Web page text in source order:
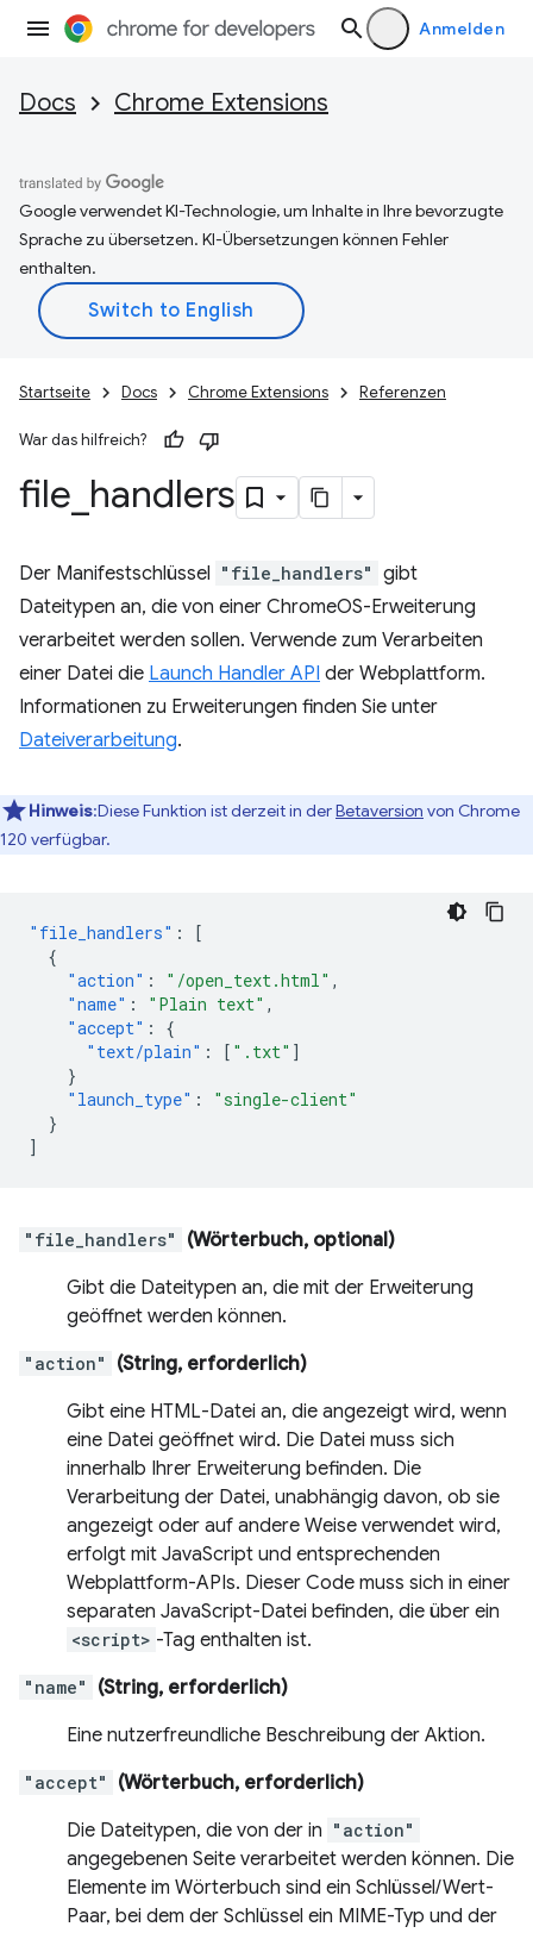
Anmelden
Docs Chrome Extensions
Google verwendet KI-Technologie, um Inhalte in Ihre bevorzugte
Sprache zu übersetzen. KI-Übersetzungen können Fehler
enthalten.
Startseite Docs Chrome Extensions Referenzen
War das hilfreich?
file handlers
Der Manifestschlüssel "file_handlers" gibt
Dateitypen an, die von einer ChromeOS-Erweiterung
verarbeitet werden sollen. Verwende zum Verarbeiten
einer Datei die Launch Handler API der Webplattform.
Informationen zu Erweiterungen finden Sie unter
Dateiverarbeitung.
Hinweis:Diese Funktion ist derzeit in derBetaversion von Chrome
120 verfügbar.
"file_handlers" :
[
{
"action" : "/open_text.html" ,
"name" : "Plain text" ,
"accept" :
{
"text/plain" : [ ".txt" ]
}
"launch_type" :
"single-client"
}
]
"file_handlers"
(Wörterbuch, optional)
Gibt die Dateitypen an, die mit der Erweiterung
geöffnet werden können.
"action"
(String, erforderlich)
Gibt eine HTML-Datei an, die angezeigt wird, wenn
eine Datei geöffnet wird. Die Datei muss sich
innerhalb Ihrer Erweiterung befinden. Die
Verarbeitung der Datei, unabhängig davon, ob sie
angezeigt oder auf andere Weise verwendet wird,
erfolgt mit JavaScript und entsprechenden
Webplattform-APIs. Dieser Code muss sich in einer
separaten JavaScript-Datei befinden, die über ein
<script> -Tag enthalten ist.
"name"
(String, erforderlich)
Eine nutzerfreundliche Beschreibung der Aktion.
"accept"
(Wörterbuch, erforderlich)
Die Dateitypen, die von der in "action"
angegebenen Seite verarbeitet werden können. Die
Elemente im Wörterbuch sind ein Schlüssel/Wert-
Paar, bei dem der Schlüssel ein MIME-Typ und der